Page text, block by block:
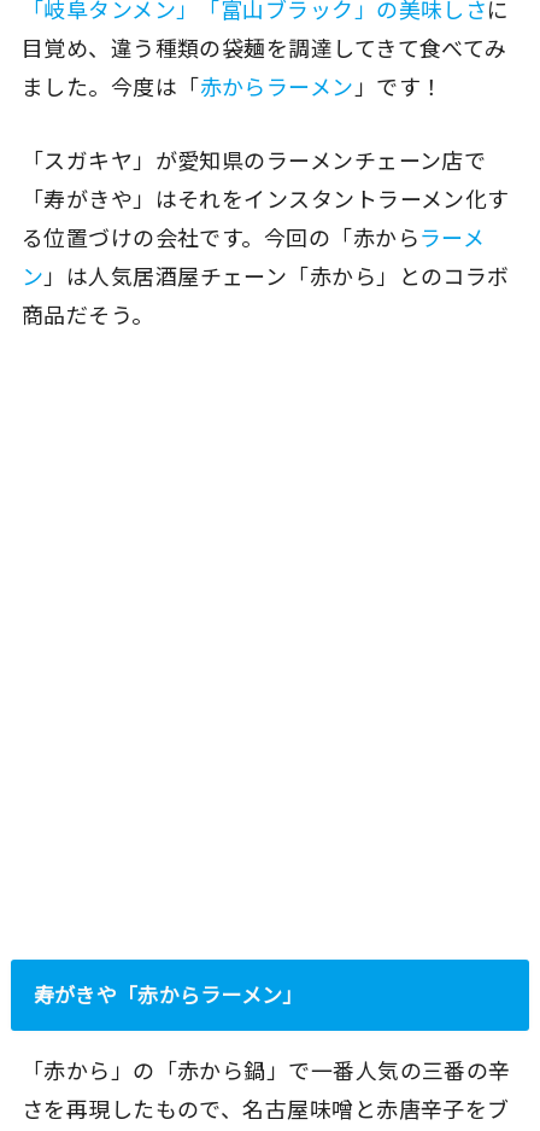
「岐阜タンメン」「富山ブラック」の美味しさに
目覚め、違う種類の袋麺を調達してきて食べてみ
ました。今度は「赤からラーメン」です！
「スガキヤ」が愛知県のラーメンチェーン店で
「寿がきや」はそれをインスタントラーメン化す
る位置づけの会社です。今回の「赤からラーメ
ン」は人気居酒屋チェーン「赤から」とのコラボ
商品だそう。
寿がきや「赤からラーメン」
「赤から」の「赤から鍋」で一番人気の三番の辛
さを再現したもので、名古屋味噌と赤唐辛子をブ